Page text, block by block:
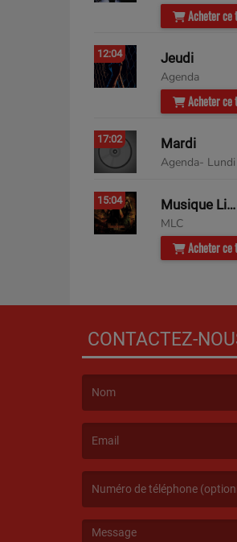
Acheter ce
12:04 Jeudi
Agenda
Acheter ce
17:02 Mardi
Agenda- Lundi
15:04 Musique Livres & Cinéma
MLC
Acheter ce
CONTACTEZ-